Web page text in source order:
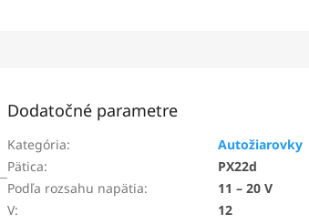
Dodatočné parametre
Kategória:
Autožiarovky
Pätica:
PX22d
Podľa rozsahu napätia:
11 – 20 V
V:
12